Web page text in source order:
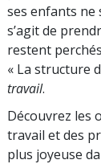
ses enfants ne
s’agit de
restent
« La structure
travail.
Découvrez les
travail et des
plus joyeuse